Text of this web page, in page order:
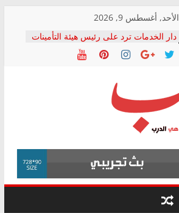
الأحد, أغسطس 9, 2026
دار الخدمات ترد على رئيس هيئة التأمينات
بعد مؤتمره الصحفي: إنكار الأزمة لا ينهي
معاناة أصحاب المعاشات.. ونطالب بكشف
فرحات سليمان يكتب: القطاع الصحي إلى
أين؟
حزب التحالف الشعبي يطلق لجنة “الحق
في الصحة” بالإسكندرية لرصد الانتهاكات
ودعم المرضى
الوزاري لمدينة الصحفيين.. وانتهاء أعمال
إنشاء المبنى الإداري
المجلس القومي لحقوق الإنسان يعلن
متابعة قضية الدكتور محمد زهران.. ويؤكد:
قرينة البراءة وضمانات المحاكمة العادلة